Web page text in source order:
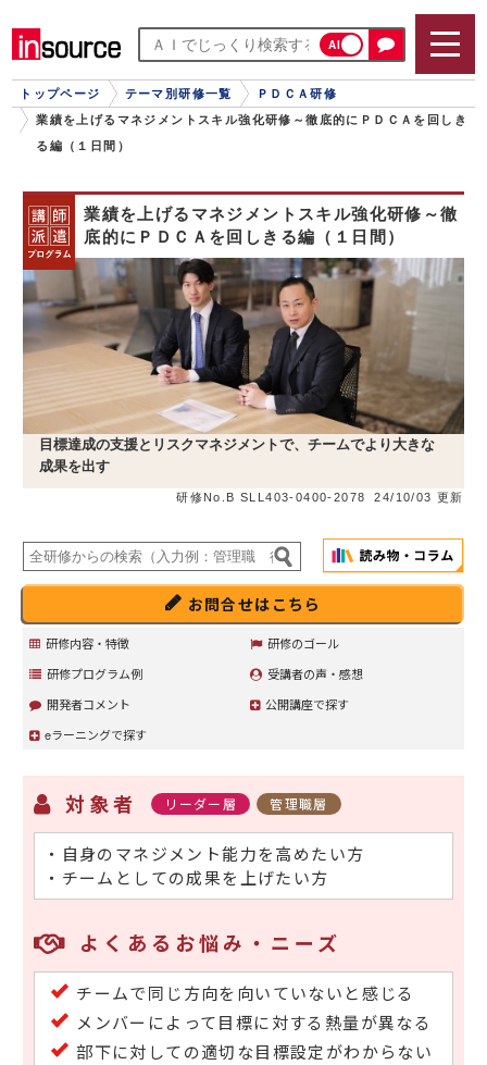
AI
トップページ テーマ別研修一覧
ＰＤＣＡ研修
業績を上げるマネジメントスキル強化研修～徹底的にＰＤＣＡを回しき
る編（１日間）
業績を上げるマネジメントスキル強化研修～徹
底的にＰＤＣＡを回しきる編（１日間）
目標達成の支援とリスクマネジメントで、チームでより大きな
成果を出す
研修No.B SLL403-0400-2078 24/10/03 更新
お問合せはこちら
研修内容・特徴
研修のゴール
研修プログラム例
受講者の声・感想
開発者コメント
公開講座で探す
eラーニングで探す
対象者 リーダー層 管理職層
・自身のマネジメント能力を高めたい方
・チームとしての成果を上げたい方
よくあるお悩み・ニーズ
チームで同じ方向を向いていないと感じる
メンバーによって目標に対する熱量が異なる
部下に対しての適切な目標設定がわからない